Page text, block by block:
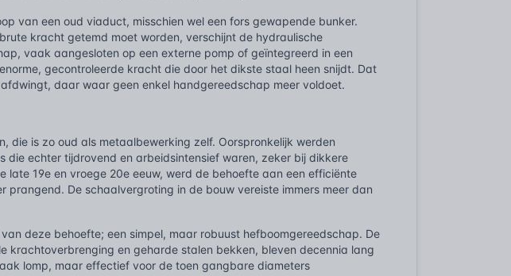
van een oud viaduct, misschien wel een fors gewapende bunker.
kracht getemd moet worden, verschijnt de hydraulische
vaak aangesloten op een externe pomp of geïntegreerd in een
gecontroleerde kracht die door het dikste staal heen snijdt. Dat
daar waar geen enkel handgereedschap meer voldoet.
die is zo oud als metaalbewerking zelf. Oorspronkelijk werden
die echter tijdrovend en arbeidsintensief waren, zeker bij dikkere
19e en vroege 20e eeuw, werd de behoefte aan een efficiënte
De schaalvergroting in de bouw vereiste immers meer dan
deze behoefte; een simpel, maar robuust hefboomgereedschap. De
krachtoverbrenging en geharde stalen bekken, bleven decennia lang
lomp, maar effectief voor de toen gangbare diameters